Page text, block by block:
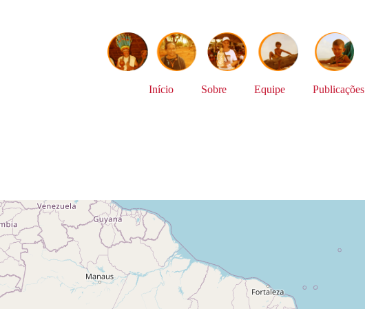
Início Sobre Equipe Publicações